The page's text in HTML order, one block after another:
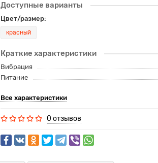
Доступные варианты
Цвет/размер:
красный
Краткие характеристики
Вибрация
Питание
Все характеристики
0 отзывов